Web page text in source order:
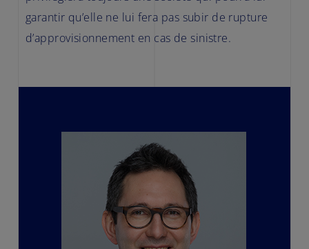
garantir qu’elle ne lui fera pas subir de rupture
d’approvisionnement en cas de sinistre.